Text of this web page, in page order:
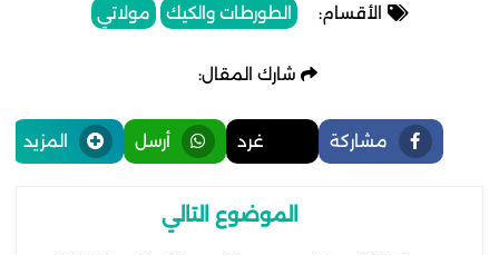
الأقسام: الطورطات والكيك مولاتي
شارك المقال:
مشاركة غرد أرسل المزيد
الموضوع التالي